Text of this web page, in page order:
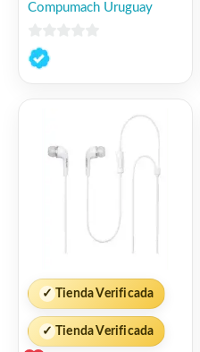
Compumach Uruguay
0
de
✓ Tienda Verificada
✓ Tienda Verificada